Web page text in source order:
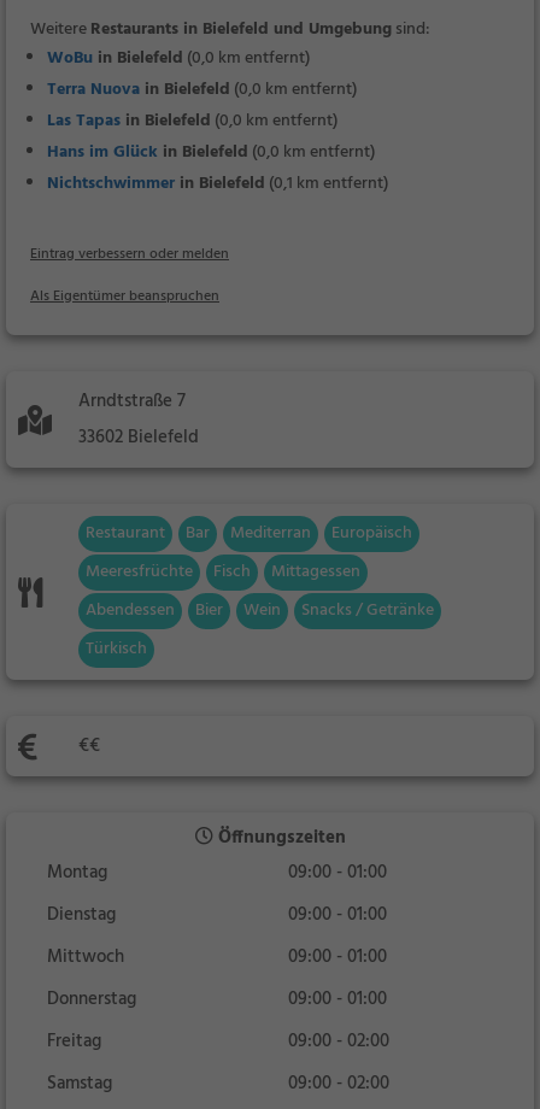
WeitereRestaurants in Bielefeld und Umgebungsind:
WoBu in Bielefeld (0,0 km entfernt)
Terra Nuova in Bielefeld (0,0 km entfernt)
Las Tapas in Bielefeld (0,0 km entfernt)
Hans im Glück in Bielefeld (0,0 km entfernt)
Nichtschwimmer in Bielefeld (0,1 km entfernt)
Eintrag verbessern oder melden
Als Eigentümer beanspruchen
Arndtstraße 7
33602 Bielefeld
Restaurant Bar Mediterran
Europäisch
Meeresfrüchte
Fisch
Mittagessen
Abendessen
Bier Wein
Snacks / Getränke
Türkisch
€€
Öffnungszeiten
Montag
09:00 - 01:00
Dienstag
09:00 - 01:00
Mittwoch
09:00 - 01:00
Donnerstag
09:00 - 01:00
Freitag
09:00 - 02:00
Samstag
09:00 - 02:00